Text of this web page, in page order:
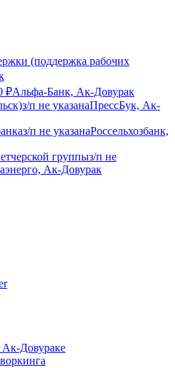
(поддержка рабочих
₽Альфа-Банк, Ак-Довурак
з/п не указанаПрессБук, Ак-
з/п не указанаРоссельхозбанк,
группыз/п не
Ак-Довурак
Довураке